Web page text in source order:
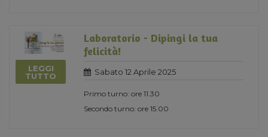
LEGGI
TUTTO
Laboratorio - Dipingi la tua
felicità!
Sabato 12 Aprile 2025
Primo turno: ore 11.30
Secondo turno: ore 15.00